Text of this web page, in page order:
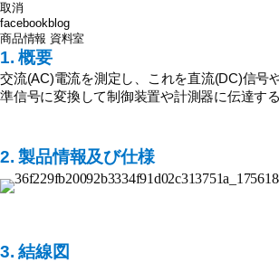
取消
facebookblog
商品情報 資料室
1. 概要
交流(AC)電流を測定し、これを直流(DC)信号
準信号に変換して制御装置や計測器に伝達する
2. 製品情報及び仕様
3. 結線図